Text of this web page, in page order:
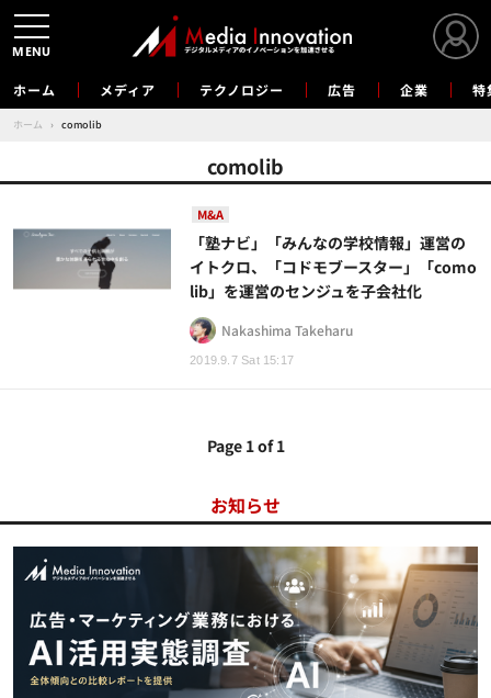
ホーム メディア テクノロジー 広告 企業 特
ホーム › comolib
comolib
M&A
2019.9.7 Sat 15:17
「塾ナビ」「みんなの学校情報」運営の
イトクロ、「コドモブースター」「como
lib」を運営のセンジュを子会社化
Nakashima Takeharu
Page 1 of 1
お知らせ
MENU